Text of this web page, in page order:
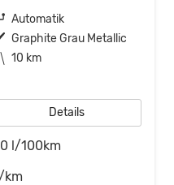
Getriebe Automatik
Außenfarbe Graphite Grau Metallic
10 km
Details
l/100km
km